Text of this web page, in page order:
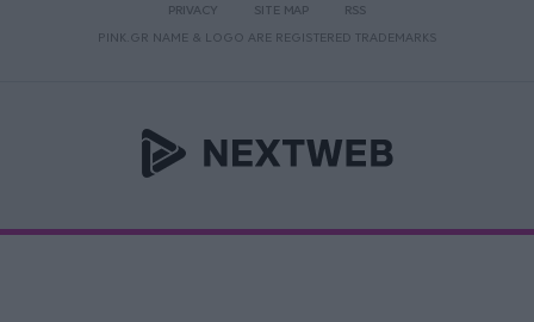
PRIVACY SITE MAP
RSS
PINK.GR NAME & LOGO ARE REGISTERED TRADEMARKS